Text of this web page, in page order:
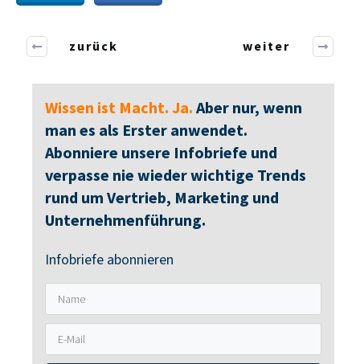
zurück weiter
Wissen ist Macht. Ja. Aber nur, wenn
man es als Erster anwendet.
Abonniere unsere Infobriefe und
verpasse nie wieder wichtige Trends
rund um Vertrieb, Marketing und
Unternehmenführung.
Infobriefe abonnieren